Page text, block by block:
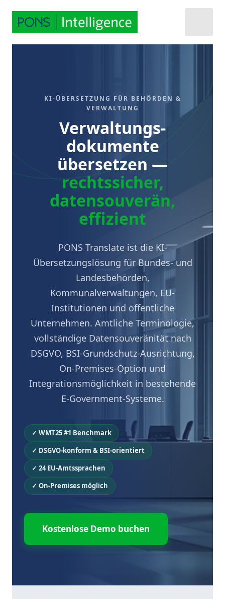
KI-ÜBERSETZUNG FÜR BEHÖRDEN &
VERWALTUNG
Verwaltungs­
dokumente
übersetzen —
rechtssicher,
datensouverän,
effizient
PONS Translate ist die KI-
Übersetzungslösung für Bundes- und
Landesbehörden,
Kommunalverwaltungen, EU-
Institutionen und öffentliche
Unternehmen. Amtliche Terminologie,
vollständige Datensouveränität nach
DSGVO, BSI-Grundschutz-Ausrichtung,
On-Premises-Option und
Integrationsmöglichkeit in bestehende
E-Government-Systeme.
✓ WMT25 #1 Benchmark
✓ DSGVO-konform & BSI-orientiert
✓ 24 EU-Amtssprachen
✓ On-Premises möglich
Kostenlose Demo buchen